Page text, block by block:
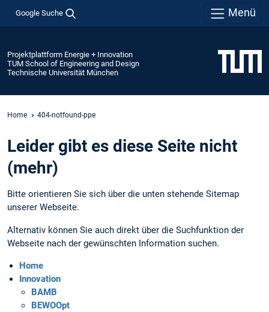
Google Suche Menü
Projektplattform Energie + Innovation
TUM School of Engineering and Design
Technische Universität München
Home 404-notfound-ppe
Leider gibt es diese Seite nicht
(mehr)
Bitte orientieren Sie sich über die unten stehende Sitemap
unserer Webseite.
Alternativ können Sie auch direkt über die Suchfunktion der
Webseite nach der gewünschten Information suchen.
Home
Innovation
BAMB
BEWOOpt